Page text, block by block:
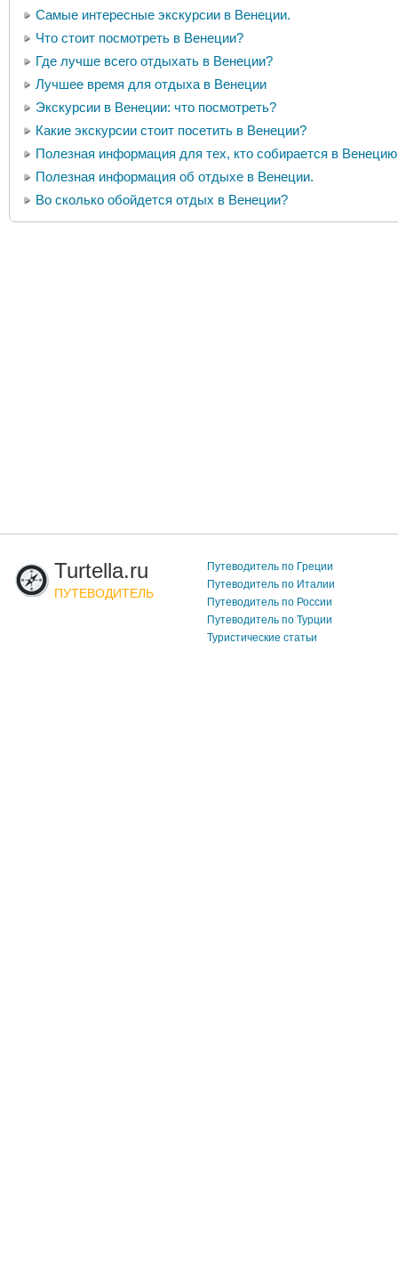
Самые интересные экскурсии в Венеции.
Что стоит посмотреть в Венеции?
Где лучше всего отдыхать в Венеции?
Лучшее время для отдыха в Венеции
Экскурсии в Венеции: что посмотреть?
Какие экскурсии стоит посетить в Венеции?
Полезная информация для тех, кто собирается в Венецию
Полезная информация об отдыхе в Венеции.
Во сколько обойдется отдых в Венеции?
Turtella.ru
ПУТЕВОДИТЕЛЬ
Путеводитель по Греции
Путеводитель по Италии
Путеводитель по России
Путеводитель по Турции
Туристические статьи